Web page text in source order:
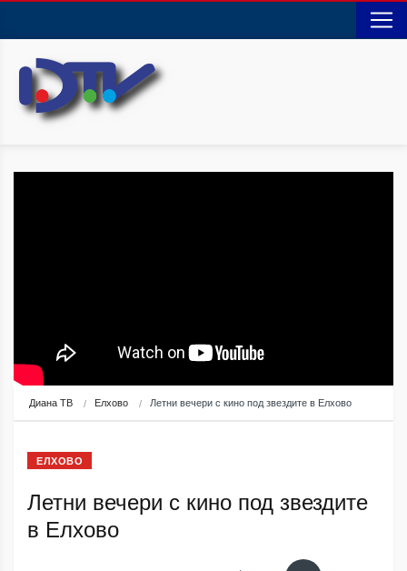
Диана ТВ Елхово Летни вечери с кино под звездите в Елхово
ЕЛХОВО
Летни вечери с кино под звездите
в Елхово